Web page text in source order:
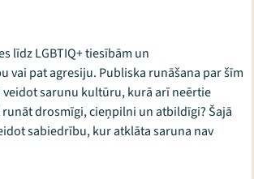
līdz LGBTIQ+ tiesībām un
pat agresiju. Publiska runāšana par šīm
sarunu kultūru, kurā arī neērtie
drosmīgi, cieņpilni un atbildīgi? Šajā
sabiedrību, kur atklāta saruna nav